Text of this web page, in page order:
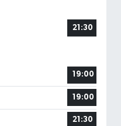
21:30
19:00
19:00
21:30